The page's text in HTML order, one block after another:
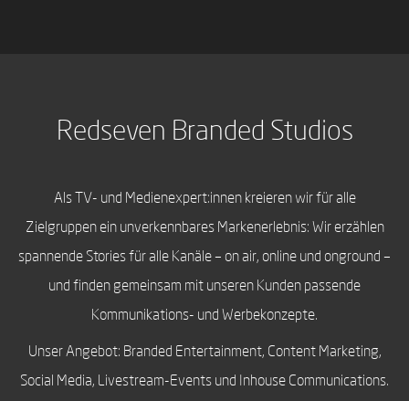
Redseven Branded Studios
Als TV- und Medienexpert:innen kreieren wir für alle
Zielgruppen ein unverkennbares Markenerlebnis: Wir erzählen
spannende Stories für alle Kanäle – on air, online und onground –
und finden gemeinsam mit unseren Kunden passende
Kommunikations- und Werbekonzepte.
Unser Angebot: Branded Entertainment, Content Marketing,
Social Media, Livestream-Events und Inhouse Communications.